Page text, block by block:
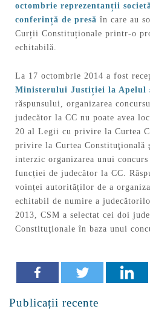
octombrie reprezentanții
conferință de presă în care au
Curții Constituționale printr-o
echitabilă.
La 17 octombrie 2014 a fost
Ministerului Justiției la Apelul
răspunsului, organizarea
judecător la CC nu poate avea
20 al Legii cu privire la Curtea
privire la Curtea
interzic organizarea unui
funcției de judecător la CC.
voinței autorităților de a
echitabil de numire a
2013, CSM a selectat cei doi
Constituţionale în baza unui
Publicații recente